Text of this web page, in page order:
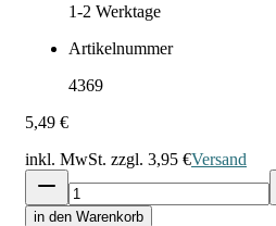
1-2 Werktage
Artikelnummer
4369
5,49 €
inkl. MwSt. zzgl. 3,95 €Versand
in den Warenkorb